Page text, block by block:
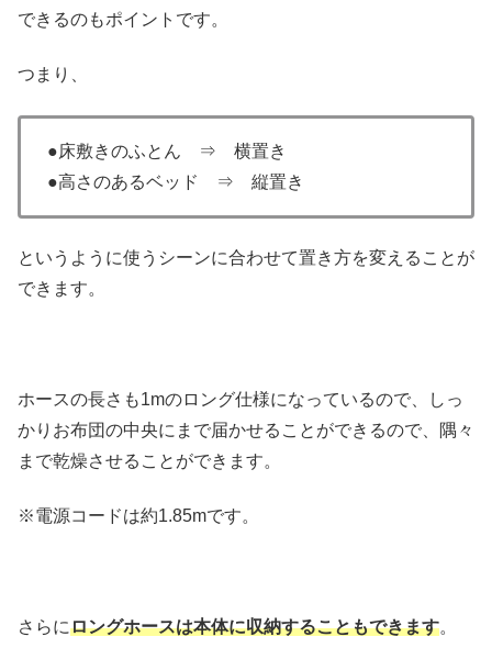
できるのもポイントです。
つまり、
●床敷きのふとん ⇒ 横置き
●高さのあるベッド ⇒ 縦置き
というように使うシーンに合わせて置き方を変えることが
できます。
ホースの長さも1mのロング仕様になっているので、しっ
かりお布団の中央にまで届かせることができるので、隅々
まで乾燥させることができます。
※電源コードは約1.85mです。
さらにロングホースは本体に収納することもできます。